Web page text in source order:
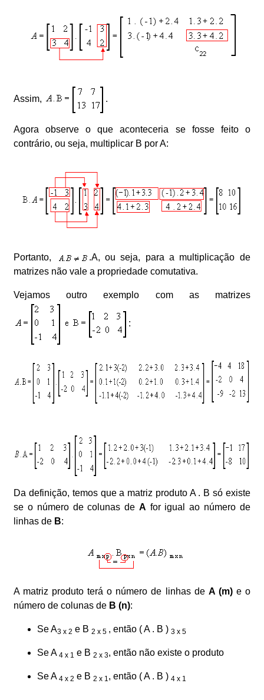
Assim, .
Agora observe o que aconteceria se fosse feito o
contrário, ou seja, multiplicar B por A:
Portanto,
.A, ou seja, para a multiplicação de
matrizes não vale a propriedade comutativa.
Vejamos outro exemplo com as matrizes
:
Da definição, temos que a matriz produto A . B só existe
se o número de colunas de A for igual ao número de
linhas de B:
A matriz produto terá o número de linhas de A (m) e o
número de colunas de B (n):
Se A3 x 2 e B2 x 5 , então ( A . B )3 x 5
Se A 4 x 1 e B2 x 3, então não existe o produto
Se A 4 x 2 e B2 x 1, então ( A . B ) 4 x 1